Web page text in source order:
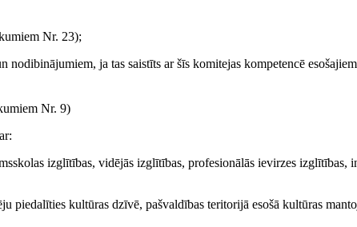
Nr. 23);
ja tas saistīts ar šīs komitejas kompetencē esošajiem
Nr. 9)
izglītības, vidējās izglītības, profesionālās ievirzes izglītības,
piedalīties kultūras dzīvē, pašvaldības teritorijā esošā kultūras